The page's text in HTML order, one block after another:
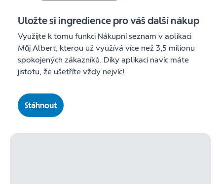
Uložte si ingredience pro váš další nákup
Využijte k tomu funkci Nákupní seznam v aplikaci
Můj Albert, kterou už využívá více než 3,5 milionu
spokojených zákazníků. Díky aplikaci navíc máte
jistotu, že ušetříte vždy nejvíc!
Stáhnout